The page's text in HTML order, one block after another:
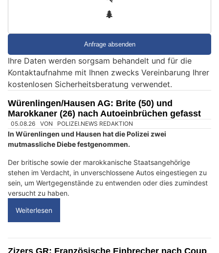
e
i
n
e
n
s
c
?
D
a
n
ä
h
Ihre Daten werden sorgsam behandelt und für die
Kontaktaufnahme mit Ihnen zwecks Vereinbarung Ihrer
kostenlosen Sicherheitsberatung verwendet.
Würenlingen/Hausen AG: Brite (50) und
Marokkaner (26) nach Autoeinbrüchen gefasst